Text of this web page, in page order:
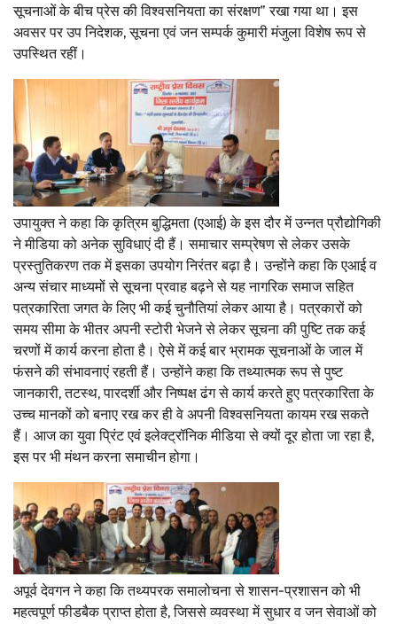
सूचनाओं के बीच प्रेस की विश्वसनियता का संरक्षण” रखा गया था। इस
अवसर पर उप निदेशक, सूचना एवं जन सम्पर्क कुमारी मंजुला विशेष रूप से
उपस्थित रहीं।
उपायुक्त ने कहा कि कृत्रिम बुद्धिमता (एआई) के इस दौर में उन्नत प्रौद्योगिकी
ने मीडिया को अनेक सुविधाएं दी हैं। समाचार सम्प्रेषण से लेकर उसके
प्रस्तुतिकरण तक में इसका उपयोग निरंतर बढ़ा है। उन्होंने कहा कि एआई व
अन्य संचार माध्यमों से सूचना प्रवाह बढ़ने से यह नागरिक समाज सहित
पत्रकारिता जगत के लिए भी कई चुनौतियां लेकर आया है। पत्रकारों को
समय सीमा के भीतर अपनी स्टोरी भेजने से लेकर सूचना की पुष्टि तक कई
चरणों में कार्य करना होता है। ऐसे में कई बार भ्रामक सूचनाओं के जाल में
फंसने की संभावनाएं रहती हैं। उन्होंने कहा कि तथ्यात्मक रूप से पुष्ट
जानकारी, तटस्थ, पारदर्शी और निष्पक्ष ढंग से कार्य करते हुए पत्रकारिता के
उच्च मानकों को बनाए रख कर ही वे अपनी विश्वसनियता कायम रख सकते
हैं। आज का युवा प्रिंट एवं इलेक्ट्रॉनिक मीडिया से क्यों दूर होता जा रहा है,
इस पर भी मंथन करना समाचीन होगा।
अपूर्व देवगन ने कहा कि तथ्यपरक समालोचना से शासन-प्रशासन को भी
महत्वपूर्ण फीडबैक प्राप्त होता है, जिससे व्यवस्था में सुधार व जन सेवाओं को